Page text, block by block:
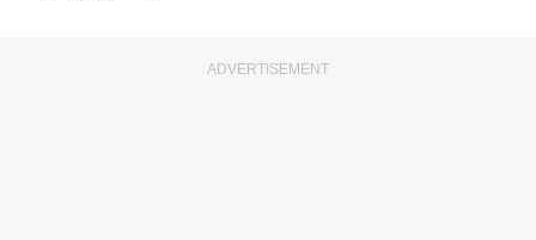
ADVERTISEMENT